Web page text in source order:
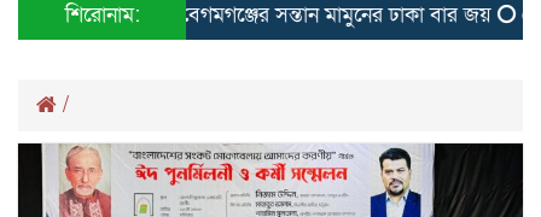
শিরোনাম: বেগমগঞ্জের সন্তান মামুনের ঢাকা বার জয়
/